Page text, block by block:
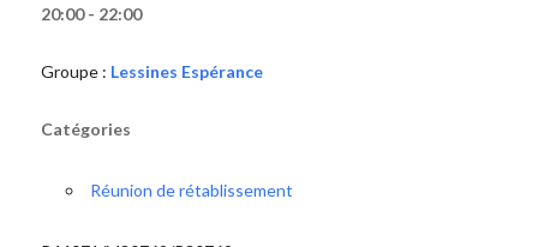
20:00 - 22:00
Groupe : Lessines Espérance
Catégories
Réunion de rétablissement